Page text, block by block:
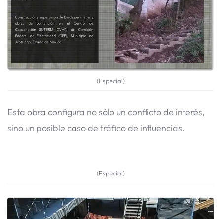
(Especial)
Esta obra configura no sólo un conflicto de interés,
sino un posible caso de tráfico de influencias.
(Especial)